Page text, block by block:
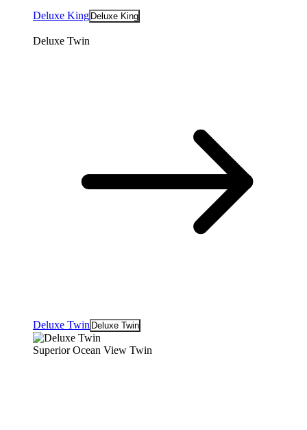
Deluxe King Deluxe King
Deluxe Twin
Deluxe Twin Deluxe Twin
Superior Ocean View Twin